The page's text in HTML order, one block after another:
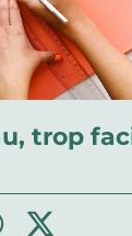
trop